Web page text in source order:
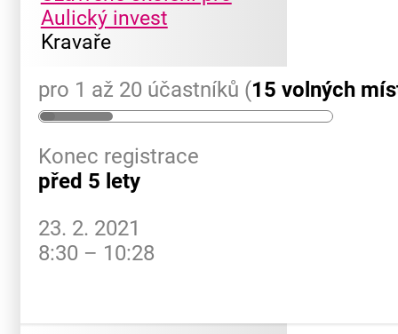
Aulický invest
Kravaře
pro 1 až 20 účastníků (15 volných
Konec registrace
před 5 lety
23. 2. 2021
8:30 – 10:28